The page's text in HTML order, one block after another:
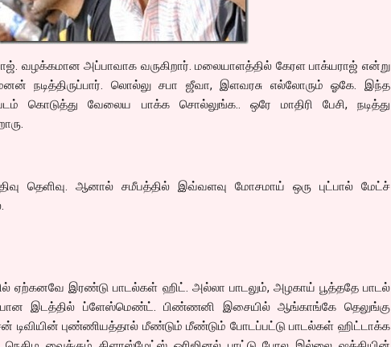
வழக்கமான அப்பாவாக வருகிறார். மலையாளத்தில் கேரள பாக்யராஜ் என்று
நடித்திருப்பார். லொல்லு சபா ஜீவா, இளவரசு எல்லோரும் ஓகே. இந்த
கொடுத்து வேலைய பாக்க சொல்லுங்க.. ஒரே மாதிரி பேசி, நடித்து
தெளிவு. ஆனால் சமீபத்தில் இவ்வளவு மோசமாய் ஒரு புட்பால் மேட்ச்
இரண்டு பாடல்கள் ஹிட். அல்லா பாடலும், அழகாய் பூத்ததே பாடல்
இடத்தில் ப்ளேஸ்மெண்ட். பிண்ணனி இசையில் ஆங்காங்கே தெலுங்கு
டிவியின் புண்ணியத்தால் மீண்டும் மீண்டும் போடப்பட்டு பாடல்கள் ஹிட்டாக்க